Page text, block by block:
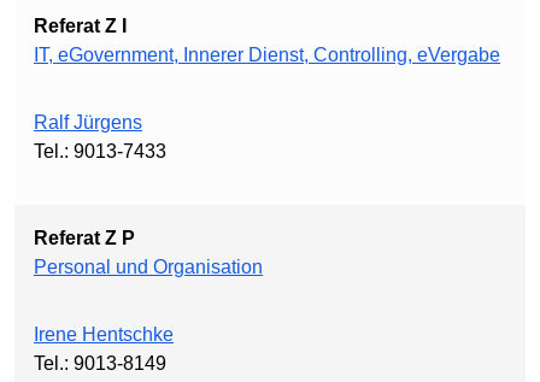
Referat Z I
IT, eGovernment, Innerer Dienst, Controlling, eVergabe
Ralf Jürgens
Tel.: 9013-7433
Referat Z P
Personal und Organisation
Irene Hentschke
Tel.: 9013-8149